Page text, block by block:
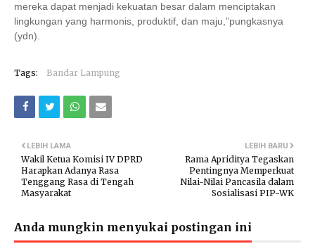
mereka dapat menjadi kekuatan besar dalam menciptakan
lingkungan yang harmonis, produktif, dan maju,”pungkasnya
(ydn).
Tags: Bandar Lampung
LEBIH BARU
Rama Apriditya Tegaskan
Pentingnya Memperkuat
Nilai-Nilai Pancasila dalam
Sosialisasi PIP-WK
LEBIH LAMA
Wakil Ketua Komisi IV DPRD
Harapkan Adanya Rasa
Tenggang Rasa di Tengah
Masyarakat
Anda mungkin menyukai postingan ini